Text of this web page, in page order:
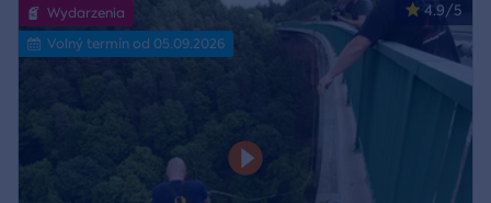
4.9/5
Wydarzenia
Volný termín od 05.09.2026